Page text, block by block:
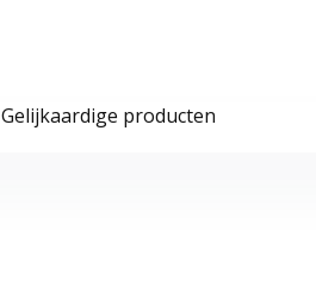
Gelijkaardige producten